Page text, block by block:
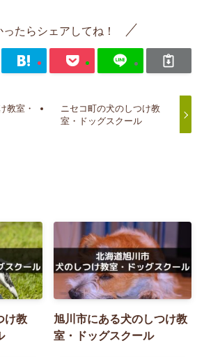
ったらシェアしてね！
教室・
ニセコ町の犬のしつけ教
室・ドッグスクール
け教
旭川市にある犬のしつけ教
室・ドッグスクール